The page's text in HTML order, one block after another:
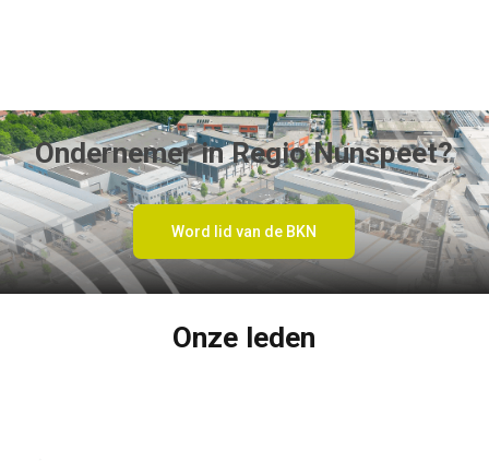
Ondernemer in Regio Nunspeet?
Word lid van de BKN
Onze leden